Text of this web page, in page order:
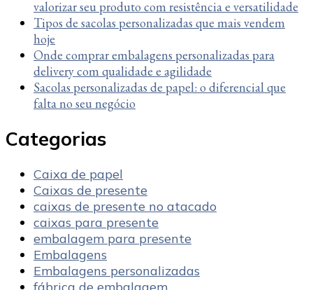
valorizar seu produto com resistência e versatilidade
Tipos de sacolas personalizadas que mais vendem
hoje
Onde comprar embalagens personalizadas para
delivery com qualidade e agilidade
Sacolas personalizadas de papel: o diferencial que
falta no seu negócio
Categorias
Caixa de papel
Caixas de presente
caixas de presente no atacado
caixas para presente
embalagem para presente
Embalagens
Embalagens personalizadas